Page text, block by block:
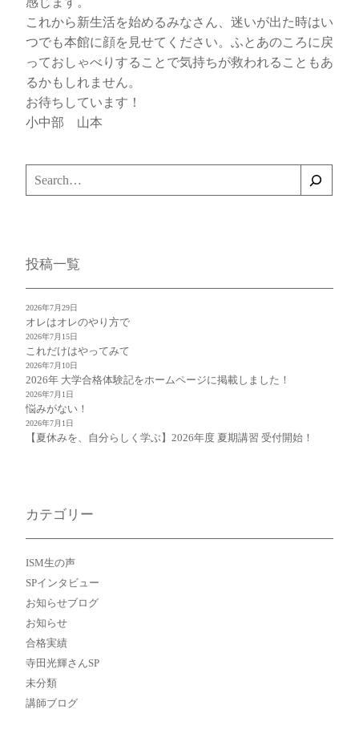
これから新生活を始めるみなさん、迷いが出た時はい
つでも本館に顔を見せてください。ふとあのころに戻
っておしゃべりすることで気持ちが救われることもあ
るかもしれません。
お待ちしています！
小中部 山本
検
索
投稿一覧
オレはオレのやり方で
2026年7月29日
これだけはやってみて
2026年7月15日
2026年 大学合格体験記をホームページに掲載しました！
2026年7月10日
悩みがない！
2026年7月1日
【夏休みを、自分らしく学ぶ】2026年度 夏期講習 受付開始！
2026年7月1日
カテゴリー
ISM生の声
SPインタビュー
お知らせブログ
お知らせ
合格実績
寺田光輝さんSP
未分類
講師ブログ